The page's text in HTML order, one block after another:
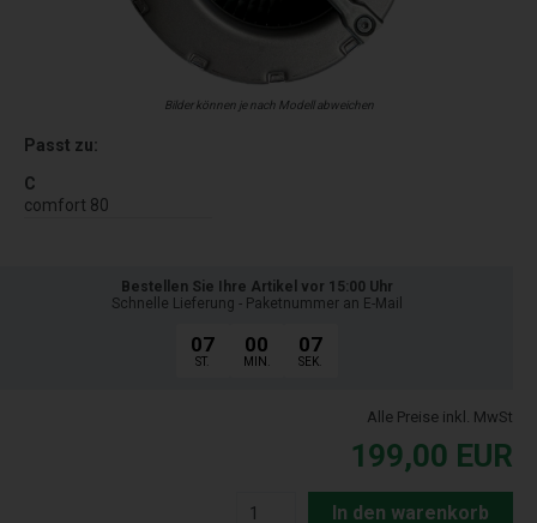
Bilder können je nach Modell abweichen
Passt zu:
C
comfort 80
Bestellen Sie Ihre Artikel vor 15:00 Uhr
Schnelle Lieferung - Paketnummer an E-Mail
07
ST.
00
MIN.
06
SEK.
Alle Preise inkl. MwSt
199,00 EUR
In den warenkorb